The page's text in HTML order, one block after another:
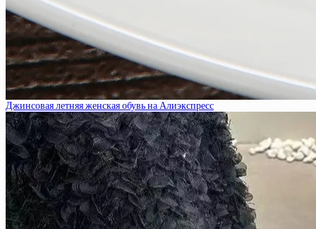
Джинсовая летняя женская обувь на Алиэкспресс